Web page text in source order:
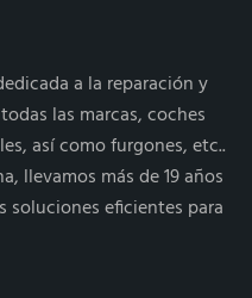
a la reparación y
las marcas, coches
así como furgones, etc..
llevamos más de 19 años
soluciones eficientes para